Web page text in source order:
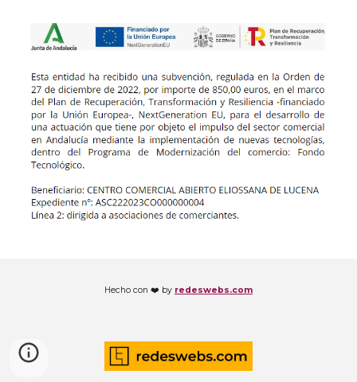
Hecho con ❤️ by redeswebs.com